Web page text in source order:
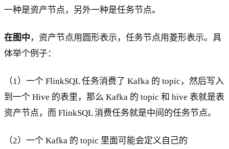
一种是资产节点，另外一种是任务节点。
在图中 ，资产节点用圆形表示，任务节点用菱形表示。具
体举个例子：
（1）一个 FlinkSQL 任务消费了 Kafka 的 topic，然后写入
到一个 Hive 的表里，那么 Kafka 的 topic 和 hive 表就是表
资产节点，而 FlinkSQL 消费任务就是中间的任务节点。
（2）一个 Kafka 的 topic 里面可能会定义自己的